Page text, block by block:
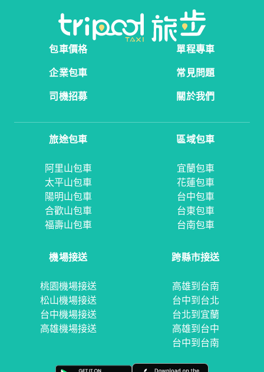
包車價格
單程專車
企業包車
常見問題
司機招募
關於我們
旅途包車
阿里山包車
太平山包車
陽明山包車
合歡山包車
福壽山包車
區域包車
宜蘭包車
花蓮包車
台中包車
台東包車
台南包車
機場接送
桃園機場接送
松山機場接送
台中機場接送
高雄機場接送
跨縣市接送
高雄到台南
台中到台北
台北到宜蘭
高雄到台中
台中到台南